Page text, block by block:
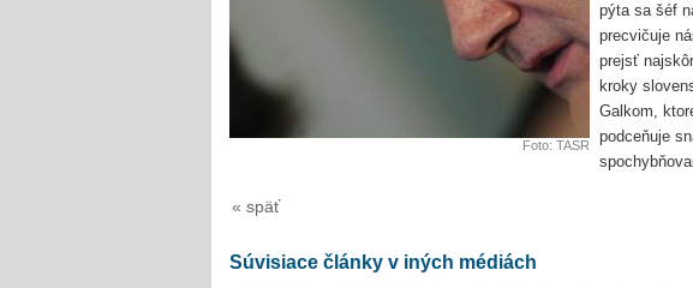
Foto: TASR
pýta sa šéf
precvičuje
prejsť
kroky
Galkom,
podceňuje
« späť
Súvisiace články v iných médiách